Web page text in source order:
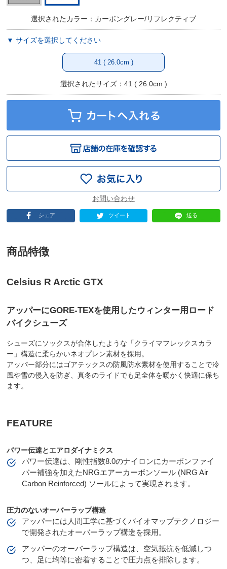
選択されたカラー：カーボングレー/リフレクティブ
▼ サイズを選択してください
41 ( 26.0cm )
選択されたサイズ：41 ( 26.0cm )
シェア ツイート 送る
商品特徴
Celsius R Arctic GTX
アッパーにGORE-TEXを使用したウィンター用ロード
バイクシューズ
シューズにソックスが合体したような「クライマフレックスカラ
ー」構造に柔らかいネオプレン素材を採用。
アッパー部分にはゴアテックスの防風防水素材を使用することで冷
風や雪の侵入を防ぎ、真冬のライドでも足全体を暖かく快適に保ち
ます。
FEATURE
パワー伝達とエアロダイナミクス
パワー伝達は、剛性指数8.0のナイロンにカーボンファイ
バー補強を加えたNRGエアーカーボンソール (NRG Air
Carbon Reinforced) ソールによって実現されます。
圧力のないオーバーラップ構造
アッパーには人間工学に基づくバイオマップテクノロジー
で開発されたオーバーラップ構造を採用。
アッパーのオーバーラップ構造は、空気抵抗を低減しつ
つ、足に均等に密着することで圧力点を排除します。